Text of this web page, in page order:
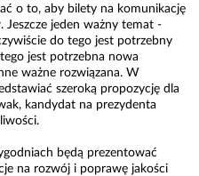
o to, aby bilety na komunikację
Jeszcze jeden ważny temat -
do tego jest potrzebny
jest potrzebna nowa
ważne rozwiązana. W
szeroką propozycję dla
kandydat na prezydenta
będą prezentować
na rozwój i poprawę jakości